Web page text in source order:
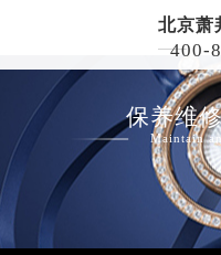
北京萧
400-
保养维
Maintain